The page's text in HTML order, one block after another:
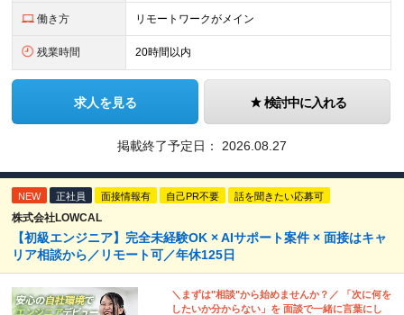
働き方 リモートワークがメイン
残業時間 20時間以内
求人を見る 検討中に入れる
掲載終了予定日： 2026.08.27
NEW 正社員 面接情報有 自己PR不要 話を聞きたい応募可
株式会社LOWCAL
【初級エンジニア】完全未経験OK × AIサポート案件 × 面接はキャ
リア相談から／リモート可／年休125日
＼まずは"相談"から始めませんか？／ 「次に何を
したいか分からない」を 面談で一緒に言葉にし